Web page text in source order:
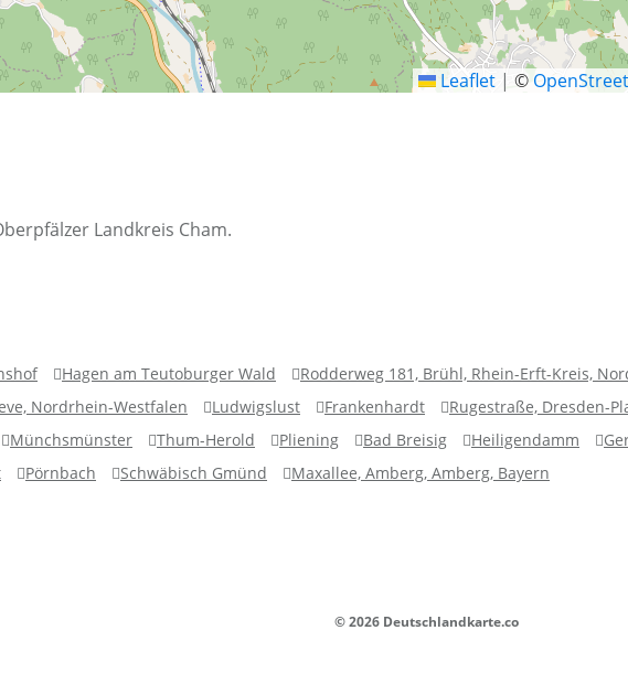
Leaflet | ©
Landkreis Cham.
Hagen am Teutoburger Wald
Rodderweg 181, Brühl, Rhein-Erft-Kreis,
Nordrhein-Westfalen
Ludwigslust Frankenhardt Rugestraße, Dresden-
Münchsmünster Thum-Herold Pliening Bad Breisig Heiligendamm
Pörnbach Schwäbisch Gmünd Maxallee, Amberg, Amberg, Bayern
© 2026 Deutschlandkarte.co